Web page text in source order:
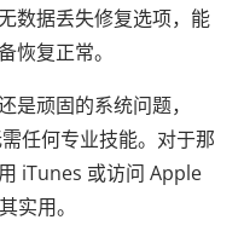
数据丢失修复选项，能
恢复正常。
是顽固的系统问题，
任何专业技能。对于那
iTunes 或访问 Apple
实用。